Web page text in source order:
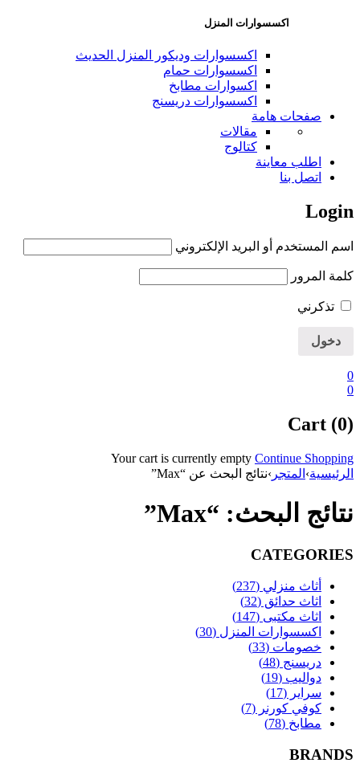
اكسسوارات المنزل
اكسسوارات وديكور المنزل الحديث
اكسسوارات حمام
اكسوارات مطابخ
اكسسوارات دريسنج
صفحات هامة
مقالات
كتالوج
اطلب معاينة
اتصل بنا
Login
اسم المستخدم أو البريد الإلكتروني
كلمة المرور
تذكرني
0
0
Cart (0)
Your cart is currently empty Continue Shopping
الرئيسية› المتجر ›نتائج البحث عن “Max”
نتائج البحث: “Max”
CATEGORIES
أثاث منزلي (237)
اثاث حدائق (32)
اثاث مكتبى (147)
اكسسوارات المنزل (30)
خصومات (33)
دريسنج (48)
دواليب (19)
سراير (17)
كوفي كورنر (7)
مطابخ (78)
BRANDS